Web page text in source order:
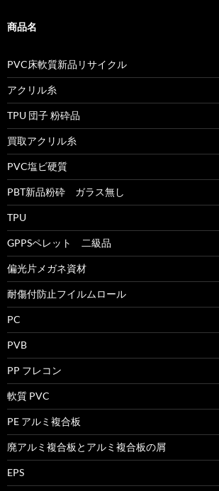
商品名
PVC床軟質新品リサイクル
アクリル糸
TPU 団子 粉砕品
買取アクリル糸
PVC塩ビ硬質
PBT新品粉砕 ガラス無し
TPU
GPPSペレット 二級品
偏光片メガネ資材
耐傷付防止フイルムロール
PC
PVB
PP フレコン
軟質 PVC
PE アルミ複合板
廃アルミ複合板とアルミ複合板の屑
EPS